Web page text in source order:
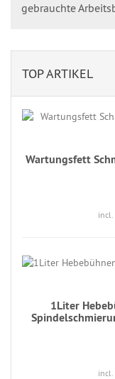
gebrauchte
TOP ARTIKEL
Wartungsfett
incl.
1Liter
incl.